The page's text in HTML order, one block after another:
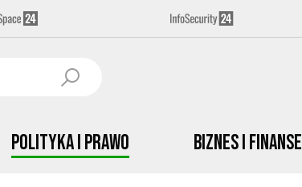
Polityka i prawo Biznes i Finanse